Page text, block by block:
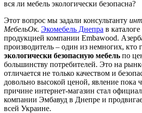
вся ли мебель экологически безопасна?
Этот вопрос мы задали консультанту
МебельОк. Экомебель Днепра в
продукцией компании Embawood.
производитель – один из немногих, кто
экологически безопасную мебель по
большинству потребителей. Это на
отличается не только качеством и
довольно высокой ценой, явление пока
причине интернет-магазин стал
компании Эмбавуд в Днепре и
всей Украине.